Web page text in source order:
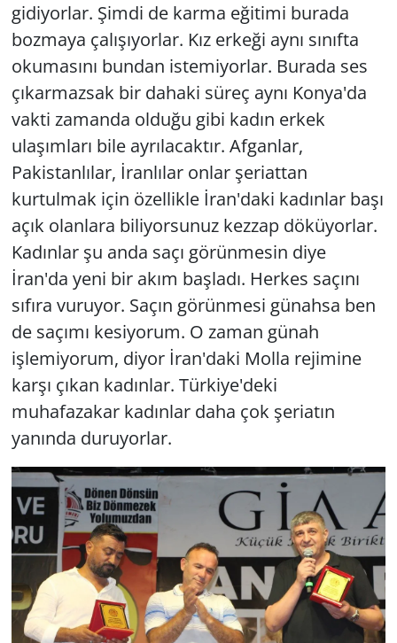
gidiyorlar. Şimdi de karma eğitimi burada
bozmaya çalışıyorlar. Kız erkeği aynı sınıfta
okumasını bundan istemiyorlar. Burada ses
çıkarmazsak bir dahaki süreç aynı Konya'da
vakti zamanda olduğu gibi kadın erkek
ulaşımları bile ayrılacaktır. Afganlar,
Pakistanlılar, İranlılar onlar şeriattan
kurtulmak için özellikle İran'daki kadınlar başı
açık olanlara biliyorsunuz kezzap döküyorlar.
Kadınlar şu anda saçı görünmesin diye
İran'da yeni bir akım başladı. Herkes saçını
sıfıra vuruyor. Saçın görünmesi günahsa ben
de saçımı kesiyorum. O zaman günah
işlemiyorum, diyor İran'daki Molla rejimine
karşı çıkan kadınlar. Türkiye'deki
muhafazakar kadınlar daha çok şeriatın
yanında duruyorlar.